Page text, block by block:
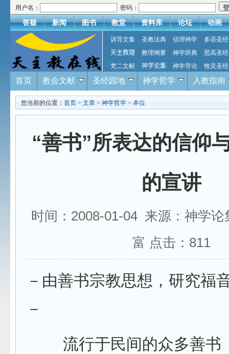
用户名： 密码：
答疑 新闻 图书 教堂 资料库 论坛 动画
训导文集 圣教法典 信理神学
多语圣经
天主教理
教理纲要 神学辞典
思高圣经
梵二文献
神学论集 神学导论 牧灵圣经
首页 教会文献 圣经园地 神学哲学 入教指南
您当前的位置： 首页 > 文章 > 神学哲学 > 本位
“善书”所表达的信仰
的宣讲
时间：2008-01-04 来源：神学
富 点击： 811
－由善书宗教思想，研究福
－
流行于民间的众多善书